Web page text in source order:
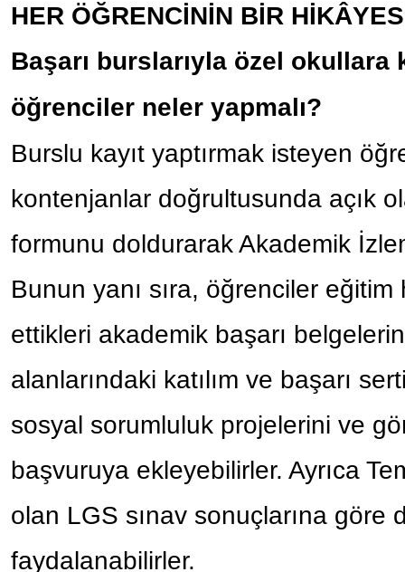
HER ÖĞRENCİNİN BİR
Başarı burslarıyla özel okullara
öğrenciler neler yapmalı?
Burslu kayıt yaptırmak isteyen
kontenjanlar doğrultusunda açık
formunu doldurarak Akademik
Bunun yanı sıra, öğrenciler
ettikleri akademik başarı
alanlarındaki katılım ve başarı
sosyal sorumluluk projelerini ve
başvuruya ekleyebilirler. Ayrıca
olan LGS sınav sonuçlarına göre
faydalanabilirler.